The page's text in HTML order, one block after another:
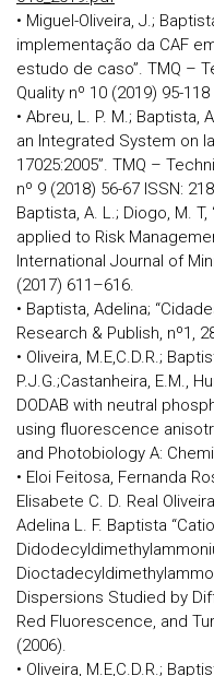
• Miguel-Oliveira, J.;
implementação da CAF
estudo de caso”. TMQ –
Quality nº 10 (2019) 95-
• Abreu, L. P. M.; Baptista,
an Integrated System on
17025:2005”. TMQ –
nº 9 (2018) 56-67 ISSN:
Baptista, A. L.; Diogo, M.
applied to Risk
International Journal of
(2017) 611–616.
• Baptista, Adelina;
Research & Publish, nº1,
• Oliveira, M.E,C.D.R.;
P.J.G.;Castanheira, E.M.,
DODAB with neutral
using fluorescence
and Photobiology A:
• Eloi Feitosa, Fernanda
Elisabete C. D. Real
Adelina L. F. Baptista
Dispersions Studied by
Red Fluorescence, and
(2006).
• Oliveira, M.E,C.D.R.;